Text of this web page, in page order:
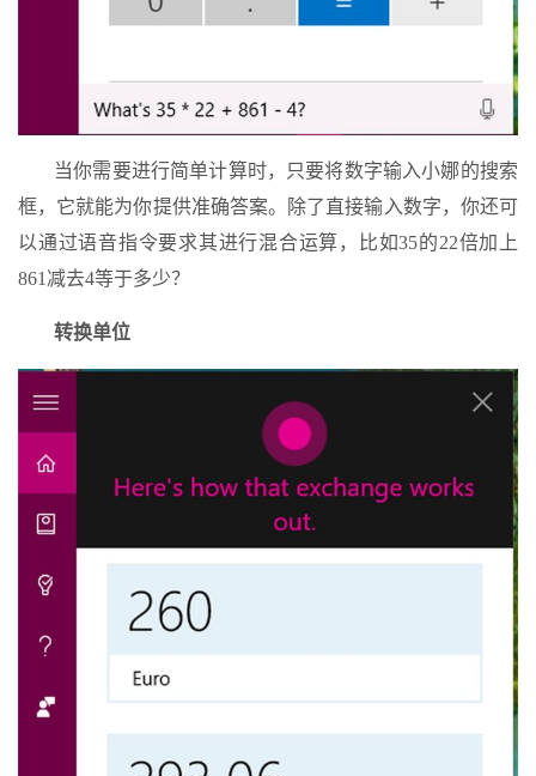
当你需要进行简单计算时，只要将数字输入小娜的搜索
框，它就能为你提供准确答案。除了直接输入数字，你还可
以通过语音指令要求其进行混合运算，比如35的22倍加上
861减去4等于多少？
转换单位